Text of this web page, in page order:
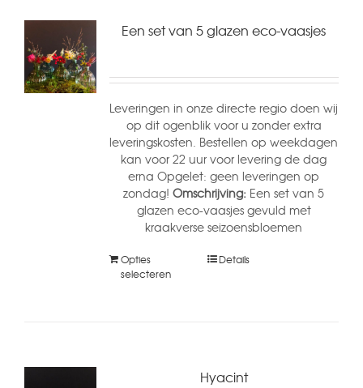
Een set van 5 glazen eco-vaasjes
Leveringen in onze directe regio doen wij
op dit ogenblik voor u zonder extra
leveringskosten. Bestellen op weekdagen
kan voor 22 uur voor levering de dag
erna Opgelet: geen leveringen op
zondag!Omschrijving: Een set van 5
glazen eco-vaasjes gevuld met
kraakverse seizoensbloemen
Opties
selecteren
Details
Hyacint